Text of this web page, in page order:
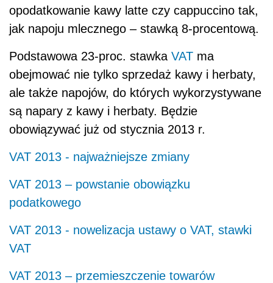
opodatkowanie kawy latte czy cappuccino tak,
jak napoju mlecznego – stawką 8-procentową.
Podstawowa 23-proc. stawka VAT ma
obejmować nie tylko sprzedaż kawy i herbaty,
ale także napojów, do których wykorzystywane
są napary z kawy i herbaty. Będzie
obowiązywać już od stycznia 2013 r.
VAT 2013 - najważniejsze zmiany
VAT 2013 – powstanie obowiązku
podatkowego
VAT 2013 - nowelizacja ustawy o VAT, stawki
VAT
VAT 2013 – przemieszczenie towarów